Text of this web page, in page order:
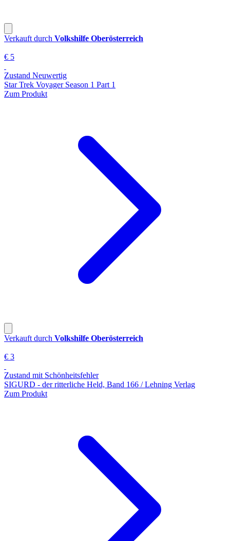
Verkauft durch Volkshilfe Oberösterreich
€ 5
Zustand Neuwertig
Star Trek Voyager Season 1 Part 1
Zum Produkt
Verkauft durch Volkshilfe Oberösterreich
€ 3
Zustand mit Schönheitsfehler
SIGURD - der ritterliche Held, Band 166 / Lehning Verlag
Zum Produkt